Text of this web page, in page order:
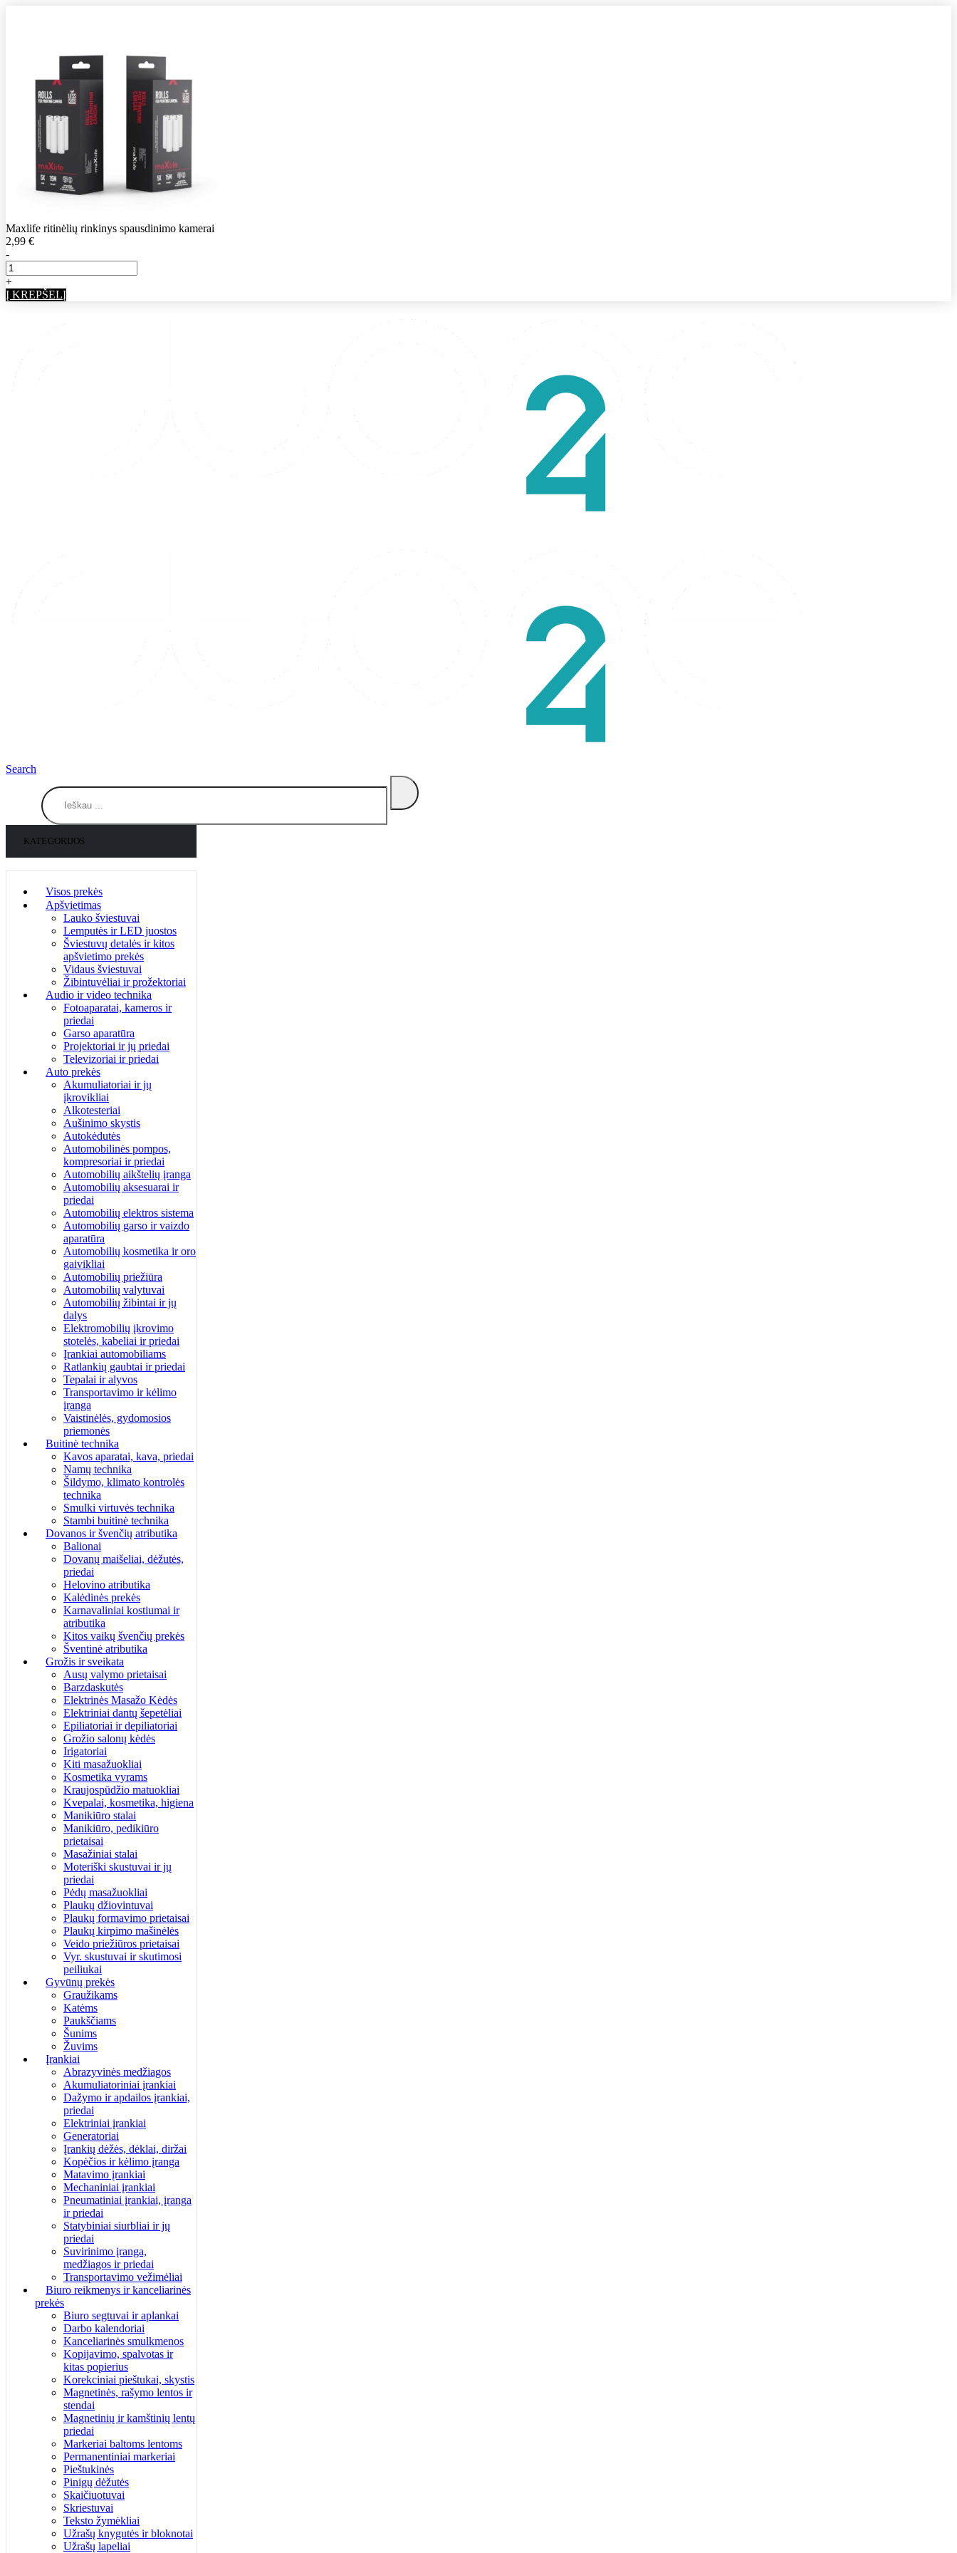
Maxlife ritinėlių rinkinys spausdinimo kamerai
2,99 €
-
+
Į KREPŠELĮ
Search
KATEGORIJOS
Visos prekės
Apšvietimas
Lauko šviestuvai
Lemputės ir LED juostos
Šviestuvų detalės ir kitos
apšvietimo prekės
Vidaus šviestuvai
Žibintuvėliai ir prožektoriai
Audio ir video technika
Fotoaparatai, kameros ir
priedai
Garso aparatūra
Projektoriai ir jų priedai
Televizoriai ir priedai
Auto prekės
Akumuliatoriai ir jų
įkrovikliai
Alkotesteriai
Aušinimo skystis
Autokėdutės
Automobilinės pompos,
kompresoriai ir priedai
Automobilių aikštelių įranga
Automobilių aksesuarai ir
priedai
Automobilių elektros sistema
Automobilių garso ir vaizdo
aparatūra
Automobilių kosmetika ir oro
gaivikliai
Automobilių priežiūra
Automobilių valytuvai
Automobilių žibintai ir jų
dalys
Elektromobilių įkrovimo
stotelės, kabeliai ir priedai
Įrankiai automobiliams
Ratlankių gaubtai ir priedai
Tepalai ir alyvos
Transportavimo ir kėlimo
įranga
Vaistinėlės, gydomosios
priemonės
Buitinė technika
Kavos aparatai, kava, priedai
Namų technika
Šildymo, klimato kontrolės
technika
Smulki virtuvės technika
Stambi buitinė technika
Dovanos ir švenčių atributika
Balionai
Dovanų maišeliai, dėžutės,
priedai
Helovino atributika
Kalėdinės prekės
Karnavaliniai kostiumai ir
atributika
Kitos vaikų švenčių prekės
Šventinė atributika
Grožis ir sveikata
Ausų valymo prietaisai
Barzdaskutės
Elektrinės Masažo Kėdės
Elektriniai dantų šepetėliai
Epiliatoriai ir depiliatoriai
Grožio salonų kėdės
Irigatoriai
Kiti masažuokliai
Kosmetika vyrams
Kraujospūdžio matuokliai
Kvepalai, kosmetika, higiena
Manikiūro stalai
Manikiūro, pedikiūro
prietaisai
Masažiniai stalai
Moteriški skustuvai ir jų
priedai
Pėdų masažuokliai
Plaukų džiovintuvai
Plaukų formavimo prietaisai
Plaukų kirpimo mašinėlės
Veido priežiūros prietaisai
Vyr. skustuvai ir skutimosi
peiliukai
Gyvūnų prekės
Graužikams
Katėms
Paukščiams
Šunims
Žuvims
Įrankiai
Abrazyvinės medžiagos
Akumuliatoriniai įrankiai
Dažymo ir apdailos įrankiai,
priedai
Elektriniai įrankiai
Generatoriai
Įrankių dėžės, dėklai, diržai
Kopėčios ir kėlimo įranga
Matavimo įrankiai
Mechaniniai įrankiai
Pneumatiniai įrankiai, įranga
ir priedai
Statybiniai siurbliai ir jų
priedai
Suvirinimo įranga,
medžiagos ir priedai
Transportavimo vežimėliai
Biuro reikmenys ir kanceliarinės
prekės
Biuro segtuvai ir aplankai
Darbo kalendoriai
Kanceliarinės smulkmenos
Kopijavimo, spalvotas ir
kitas popierius
Korekciniai pieštukai, skystis
Magnetinės, rašymo lentos ir
stendai
Magnetinių ir kamštinių lentų
priedai
Markeriai baltoms lentoms
Permanentiniai markeriai
Pieštukinės
Pinigų dėžutės
Skaičiuotuvai
Skriestuvai
Teksto žymėkliai
Užrašų knygutės ir bloknotai
Užrašų lapeliai